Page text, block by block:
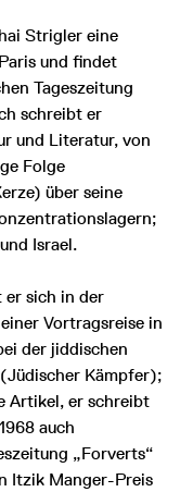
Strigler eine
und findet
Tageszeitung
schreibt er
und Literatur, von
Folge
über seine
Israel.
er sich in der
Vortragsreise in
der jiddischen
Kämpfer);
Artikel, er schreibt
auch
„Forverts“
Itzik Manger-Preis